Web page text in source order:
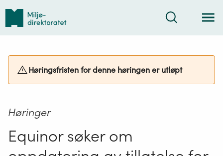
Tilbake
forsiden
Søk
Høringsfristen for denne høringen er utløpt
Høringer
Equinor søker om